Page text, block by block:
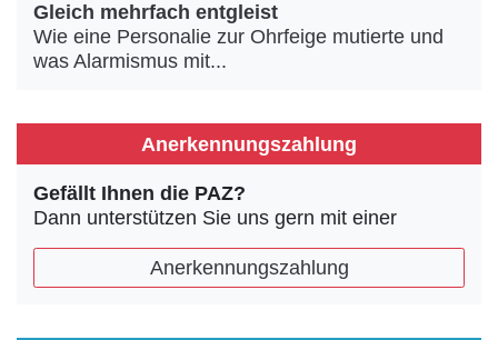
Gleich mehrfach entgleist
Wie eine Personalie zur Ohrfeige mutierte und
was Alarmismus mit...
Anerkennungszahlung
Gefällt Ihnen die PAZ?
Dann unterstützen Sie uns gern mit einer
Anerkennungszahlung